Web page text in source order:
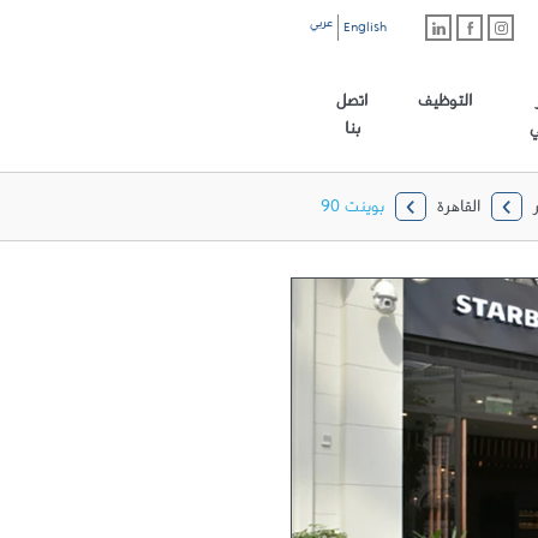
English عربي
التوظيف
اتصل
بنا
القاهرة بوينت 90